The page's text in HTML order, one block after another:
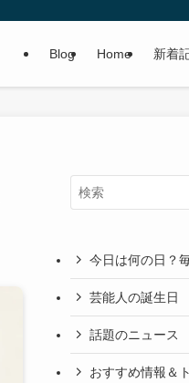
Blog Home 新着
今日は何の日？
芸能人の誕生日
話題のニュース
おすすめ情報＆